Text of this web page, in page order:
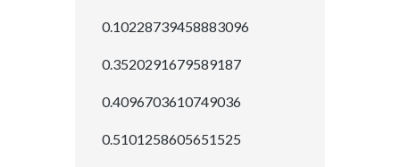
0.10228739458883096
0.3520291679589187
0.4096703610749036
0.5101258605651525